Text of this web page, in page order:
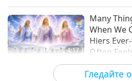
12
31:03
Гледайте
4:17
Many
When We
Hiers
Often
We Rely
Важните Новини